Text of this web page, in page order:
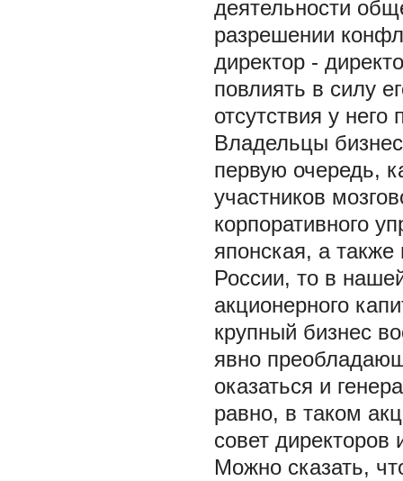
деятельности
разрешении
директор -
повлиять в силу
отсутствия у
Владельцы
первую очередь,
участников
корпоративного
японская, а
России, то в
акционерного
крупный бизнес
явно
оказаться и
равно, в таком
совет директоров
Можно сказать,